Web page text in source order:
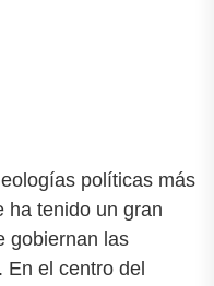
políticas más
ha tenido un gran
gobiernan las
el centro del